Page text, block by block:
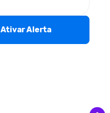
Ativar Alerta